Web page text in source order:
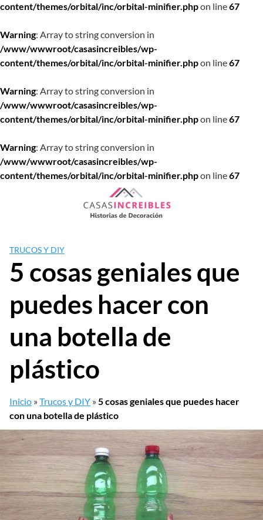
content/themes/orbital/inc/orbital-minifier.phpon line67
Warning: Array to string conversion in
/www/wwwroot/casasincreibles/wp-
content/themes/orbital/inc/orbital-minifier.phpon line67
Warning: Array to string conversion in
/www/wwwroot/casasincreibles/wp-
content/themes/orbital/inc/orbital-minifier.phpon line67
Warning: Array to string conversion in
/www/wwwroot/casasincreibles/wp-
content/themes/orbital/inc/orbital-minifier.phpon line67
TRUCOS Y DIY
5 cosas geniales que
puedes hacer con
una botella de
plástico
Inicio »Trucos y DIY »5 cosas geniales que puedes hacer
con una botella de plástico